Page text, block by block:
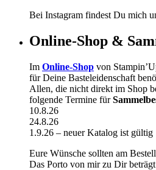
Bei Instagram findest Du mich
Online-Shop &
Im Online-Shop von
für Deine Basteleidenschaft
Allen, die nicht direkt im Shop
folgende Termine für
10.8.26
24.8.26
1.9.26 – neuer Katalog ist gültig
Eure Wünsche sollten am
Das Porto von mir zu Dir